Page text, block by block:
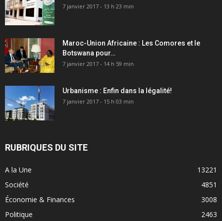
7 janvier 2017 - 13 h 23 min
Maroc-Union Africaine : Les Comores et le
Botswana pour…
7 janvier 2017 - 14 h 59 min
Urbanisme : Enfin dans la légalité!
7 janvier 2017 - 15 h 03 min
RUBRIQUES DU SITE
A la Une
13221
Société
4851
Économie & Finances
3008
Politique
2463